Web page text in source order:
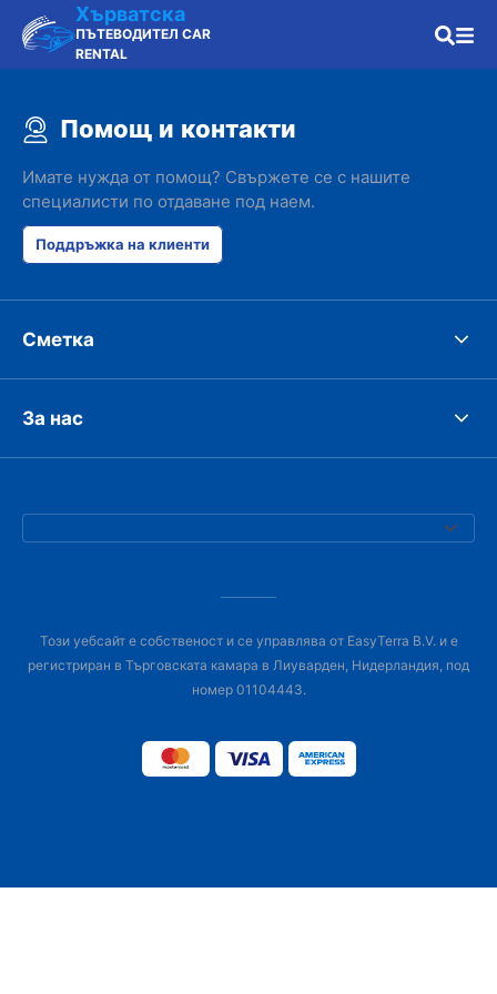
Хърватска
ПЪТЕВОДИТЕЛ CAR
RENTAL
Помощ и контакти
Имате нужда от помощ? Свържете се с нашите
специалисти по отдаване под наем.
Поддръжка на клиенти
Сметка
За нас
Този уебсайт е собственост и се управлява от EasyTerra B.V. и е
регистриран в Търговската камара в Лиуварден, Нидерландия, под
номер 01104443.